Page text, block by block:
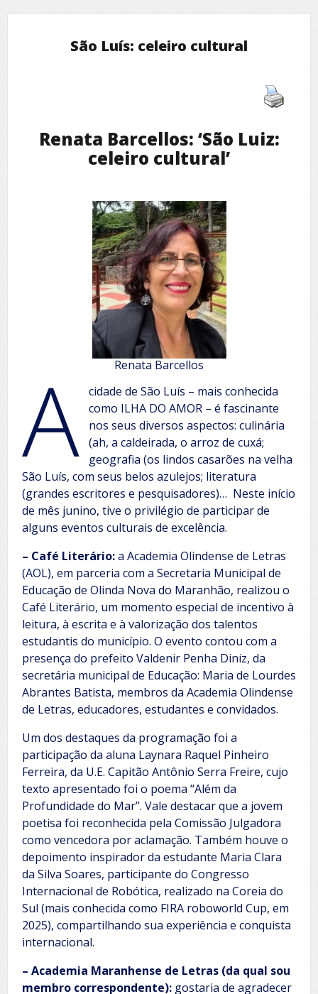
São Luís: celeiro cultural
Renata Barcellos: ‘São Luiz:
celeiro cultural’
Renata Barcellos
A
cidade de São Luís – mais conhecida
como ILHA DO AMOR – é fascinante
nos seus diversos aspectos: culinária
(ah, a caldeirada, o arroz de cuxá;
geografia (os lindos casarões na velha
São Luís, com seus belos azulejos; literatura
(grandes escritores e pesquisadores)… Neste início
de mês junino, tive o privilégio de participar de
alguns eventos culturais de excelência.
– Café Literário:a Academia Olindense de Letras
(AOL), em parceria com a Secretaria Municipal de
Educação de Olinda Nova do Maranhão, realizou o
Café Literário, um momento especial de incentivo à
leitura, à escrita e à valorização dos talentos
estudantis do município. O evento contou com a
presença do prefeito Valdenir Penha Diniz, da
secretária municipal de Educação: Maria de Lourdes
Abrantes Batista, membros da Academia Olindense
de Letras, educadores, estudantes e convidados.
Um dos destaques da programação foi a
participação da aluna Laynara Raquel Pinheiro
Ferreira, da U.E. Capitão Antônio Serra Freire, cujo
texto apresentado foi o poema “Além da
Profundidade do Mar”. Vale destacar que a jovem
poetisa foi reconhecida pela Comissão Julgadora
como vencedora por aclamação. Também houve o
depoimento inspirador da estudante Maria Clara
da Silva Soares, participante do Congresso
Internacional de Robótica, realizado na Coreia do
Sul (mais conhecida como FIRA roboworld Cup, em
2025), compartilhando sua experiência e conquista
internacional.
– Academia Maranhense de Letras (da qual sou
membro correspondente): gostaria de agradecer